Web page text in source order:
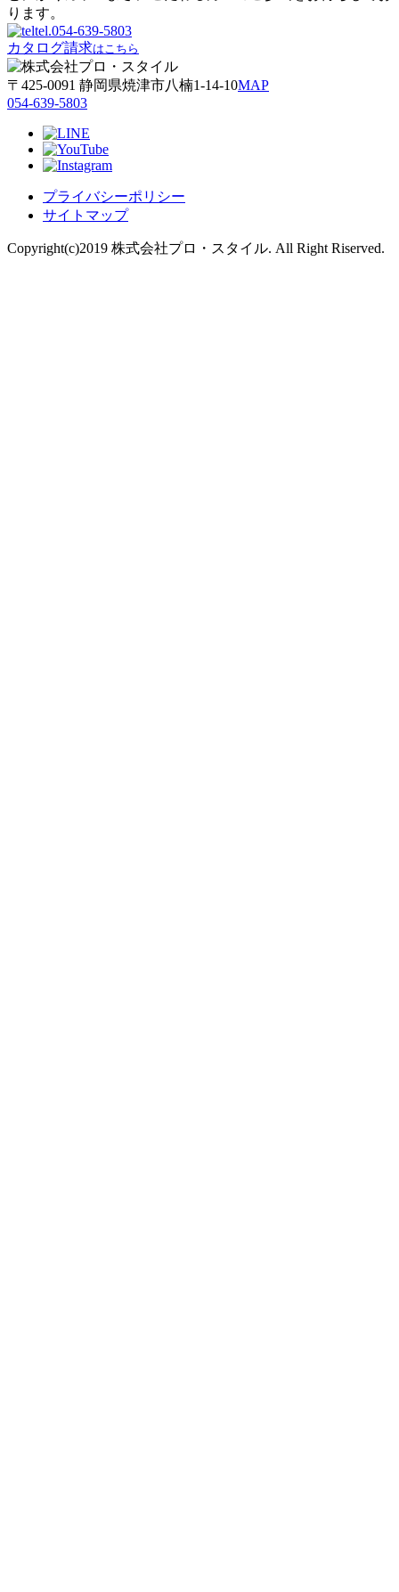
ります。
tel.054-639-5803
カタログ請求はこちら
〒425-0091 静岡県焼津市八楠1-14-10MAP
054-639-5803
プライバシーポリシー
サイトマップ
Copyright(c)2019 株式会社プロ・スタイル. All Right Riserved.